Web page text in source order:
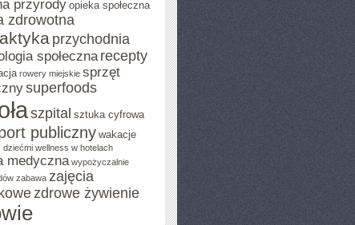
przyrody opieka społeczna
zdrowotna
przychodnia
społeczna recepty
rowery miejskie sprzęt
superfoods
szpital sztuka cyfrowa
publiczny wakacje
dziećmi wellness w hotelach
medyczna wypożyczalnie
zabawa zajęcia
zdrowe żywienie